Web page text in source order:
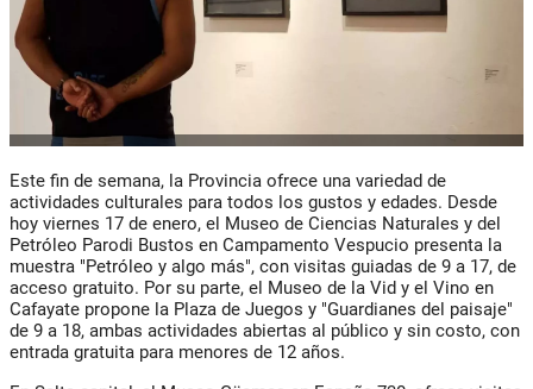
Este fin de semana, la Provincia ofrece una variedad de
actividades culturales para todos los gustos y edades. Desde
hoy viernes 17 de enero, el Museo de Ciencias Naturales y del
Petróleo Parodi Bustos en Campamento Vespucio presenta la
muestra "Petróleo y algo más", con visitas guiadas de 9 a 17, de
acceso gratuito. Por su parte, el Museo de la Vid y el Vino en
Cafayate propone la Plaza de Juegos y "Guardianes del paisaje"
de 9 a 18, ambas actividades abiertas al público y sin costo, con
entrada gratuita para menores de 12 años.